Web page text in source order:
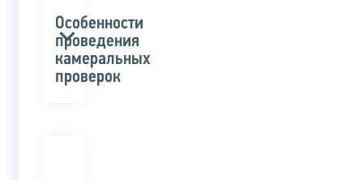
Особенности
проведения
камеральных
проверок